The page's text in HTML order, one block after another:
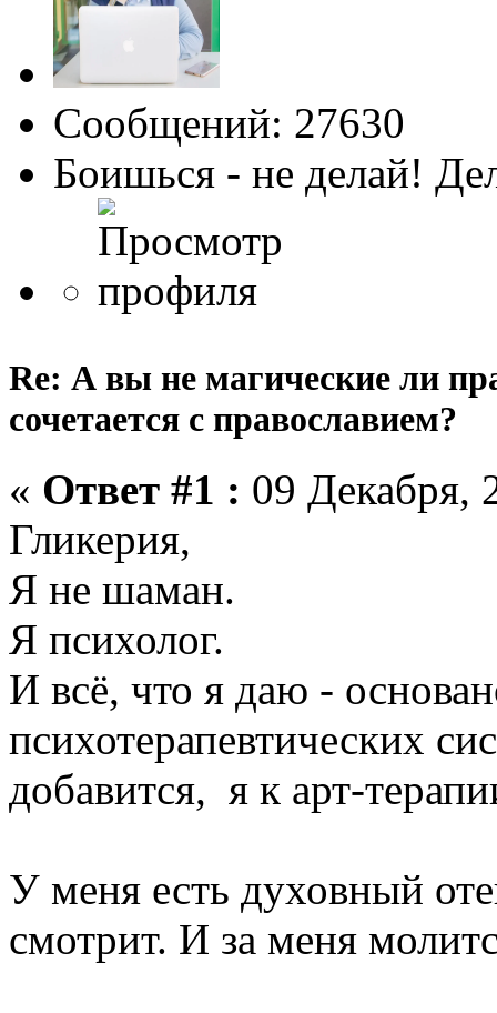
Сообщений: 27630
Боишься - не делай!
Re: А вы не магические ли
сочетается с православием?
« Ответ #1 : 09 Декабря,
Гликерия,
Я не шаман.
Я психолог.
И всё, что я даю -
психотерапевтических
добавится, я к арт-
У меня есть духовный
смотрит. И за меня